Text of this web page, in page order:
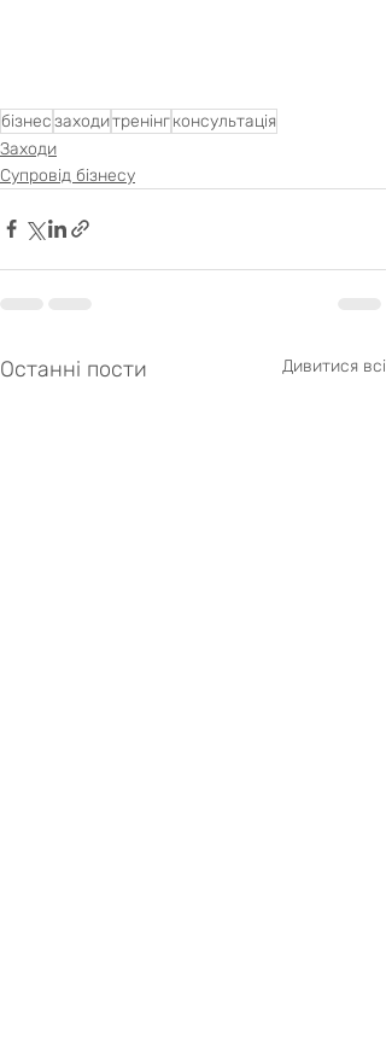
бізнесзаходитренінгконсультація
Заходи
Супровід бізнесу
Останні пости Дивитися всі